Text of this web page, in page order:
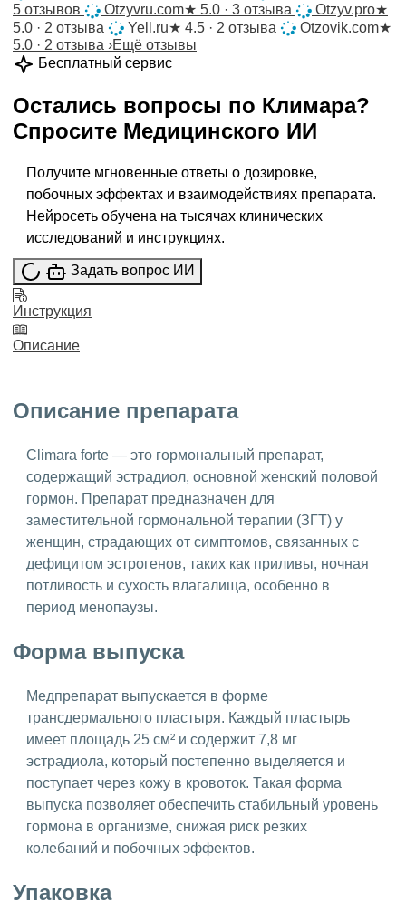
5 отзывов
Otzyvru.com★ 5.0 · 3 отзыва Otzyv.pro★
5.0 · 2 отзыва
Yell.ru★ 4.5 · 2 отзыва Otzovik.com★
5.0 · 2 отзыва ›Ещё отзывы
Бесплатный сервис
Остались вопросы по Климара?
Спросите Медицинского ИИ
Получите мгновенные ответы о дозировке,
побочных эффектах и взаимодействиях препарата.
Нейросеть обучена на тысячах клинических
исследований и инструкциях.
Задать вопрос ИИ
Инструкция
Описание
Описание препарата
Climara forte — это гормональный препарат,
содержащий эстрадиол, основной женский половой
гормон. Препарат предназначен для
заместительной гормональной терапии (ЗГТ) у
женщин, страдающих от симптомов, связанных с
дефицитом эстрогенов, таких как приливы, ночная
потливость и сухость влагалища, особенно в
период менопаузы.
Форма выпуска
Медпрепарат выпускается в форме
трансдермального пластыря. Каждый пластырь
имеет площадь 25 см² и содержит 7,8 мг
эстрадиола, который постепенно выделяется и
поступает через кожу в кровоток. Такая форма
выпуска позволяет обеспечить стабильный уровень
гормона в организме, снижая риск резких
колебаний и побочных эффектов.
Упаковка